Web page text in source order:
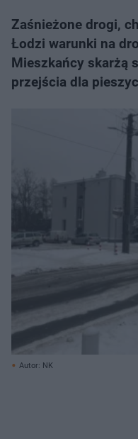
Zaśnieżone drogi,
Łodzi warunki na
Mieszkańcy skarżą
przejścia dla
Autor: NK